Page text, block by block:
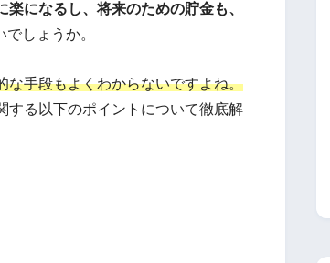
になるし、将来のための貯金も、
しょうか。
な手段もよくわからないですよね。
する以下のポイントについて徹底解